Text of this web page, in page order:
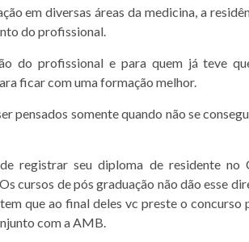
em diversas áreas da medicina, a
do profissional.
do profissional e para quem já teve
ficar com uma formação melhor.
pensados somente quando não se
registrar seu diploma de residente no
cursos de pós graduação não dão esse
que ao final deles vc preste o
com a AMB.